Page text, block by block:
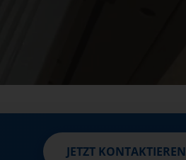
JETZT KONTAKTIEREN
JETZT KONTAKTIEREN